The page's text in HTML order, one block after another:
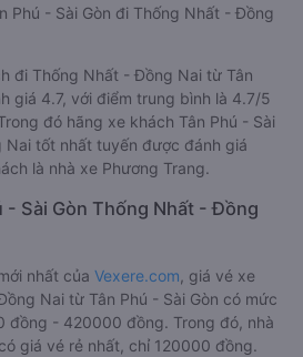
Phú - Sài Gòn đi Thống Nhất - Đồng
đi Thống Nhất - Đồng Nai từ Tân
giá 4.7, với điểm trung bình là 4.7/5
đó hãng xe khách Tân Phú - Sài
Nai tốt nhất tuyến được đánh giá
là nhà xe Phương Trang.
- Sài Gòn Thống Nhất - Đồng
nhất của Vexere.com , giá vé xe
Nai từ Tân Phú - Sài Gòn có mức
đồng - 420000 đồng. Trong đó, nhà
giá vé rẻ nhất, chỉ 120000 đồng.